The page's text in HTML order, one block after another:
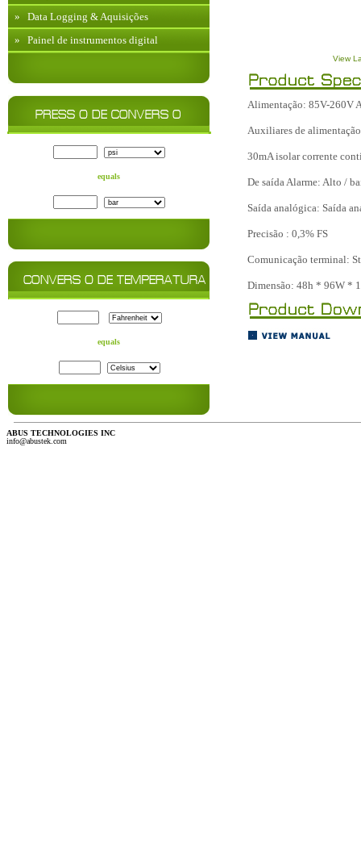
» Data Logging & Aquisições
» Painel de instrumentos digital
equals
equals
View
Alimentação: 85V-260V
Auxiliares de
30mA isolar corrente
De saída Alarme: Alto /
Saída analógica: Saída
Precisão : 0,3% FS
Comunicação terminal:
Dimensão: 48h * 96W *
ABUS TECHNOLOGIES INC
info@abustek.com